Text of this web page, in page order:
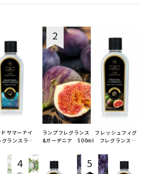
サマーナイ
ランスラン
アシュレイア
ランプフレグランス フレッシュフィグ
&ガーデニア 500ml フレグランスラ
ASHLEIGH&BURWOOD（アシュレイア
ンドバーウッド）